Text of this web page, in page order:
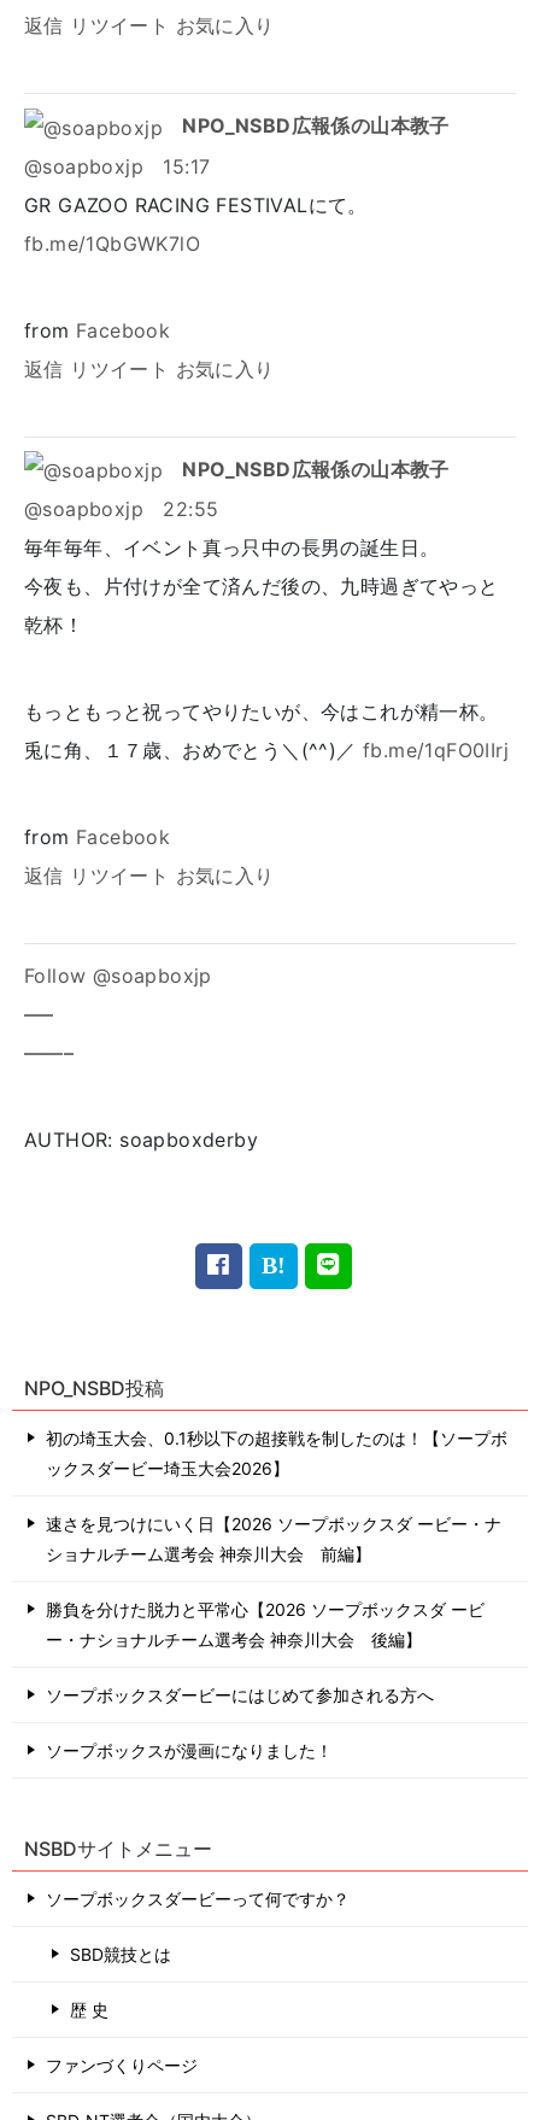
返信 リツイート お気に入り
NPO_NSBD広報係の山本教子
@soapboxjp
15:17
GR GAZOO RACING FESTIVALにて。
fb.me/1QbGWK7lO
from Facebook
返信 リツイート お気に入り
NPO_NSBD広報係の山本教子
@soapboxjp
22:55
毎年毎年、イベント真っ只中の長男の誕生日。
今夜も、片付けが全て済んだ後の、九時過ぎてやっと
乾杯！
もっともっと祝ってやりたいが、今はこれが精一杯。
兎に角、１７歳、おめでとう＼(^^)／ fb.me/1qFO0IIrj
from Facebook
返信 リツイート お気に入り
Follow @soapboxjp
—–
——–
AUTHOR: soapboxderby
NPO_NSBD投稿
初の埼玉大会、0.1秒以下の超接戦を制したのは！【ソープボ
ックスダービー埼玉大会2026】
速さを見つけにいく日【2026 ソープボックスダ ービー・ナ
ショナルチーム選考会 神奈川⼤会 前編】
勝負を分けた脱力と平常心【2026 ソープボックスダ ービ
ー・ナショナルチーム選考会 神奈川⼤会 後編】
ソープボックスダービーにはじめて参加される方へ
ソープボックスが漫画になりました！
NSBDサイトメニュー
ソープボックスダービーって何ですか？
SBD競技とは
歴 史
ファンづくりページ